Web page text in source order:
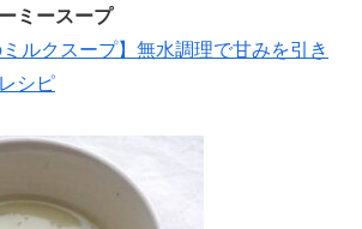
ミースープ
ルクスープ】無水調理で甘みを引き
シピ